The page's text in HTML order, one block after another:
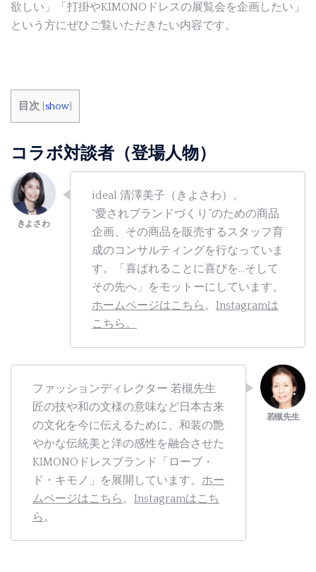
欲しい」「打掛やKIMONOドレスの展覧会を企画したい」
という方にぜひご覧いただきたい内容です。
目次 show
コラボ対談者（登場人物）
ideal 清澤美子（きよさわ）。
“愛されブランドづくり”のための商品
企画、その商品を販売するスタッフ育
成のコンサルティングを行なっていま
す。「喜ばれることに喜びを…そして
その先へ」をモットーにしています。
ホームページはこちら。 Instagramは
こちら。
ファッションディレクター 若槻先生
匠の技や和の文様の意味など日本古来
の文化を今に伝えるために、和装の艶
やかな伝統美と洋の感性を融合させた
KIMONOドレスブランド「ローブ・
ド・キモノ」を展開しています。 ホー
ムページはこちら。 Instagramはこち
ら。